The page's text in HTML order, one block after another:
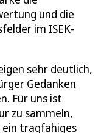
und die
im ISEK-
sehr deutlich,
Gedanken
Für uns ist
zu sammeln,
tragfähiges